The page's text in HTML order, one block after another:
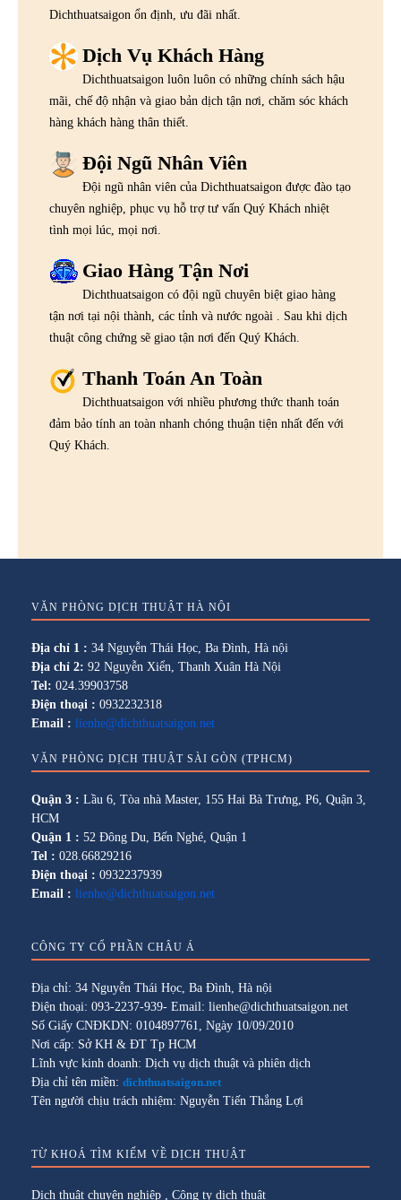
Dichthuatsaigon ổn định, ưu đãi nhất.
Dịch Vụ Khách Hàng
Dichthuatsaigon luôn luôn có những chính sách hậu
mãi, chế độ nhận và giao bản dịch tận nơi, chăm sóc khách
hàng khách hàng thân thiết.
Đội Ngũ Nhân Viên
Đội ngũ nhân viên của Dichthuatsaigon được đào tạo
chuyên nghiệp, phục vụ hỗ trợ tư vấn Quý Khách nhiệt
tình mọi lúc, mọi nơi.
Giao Hàng Tận Nơi
Dichthuatsaigon có đội ngũ chuyên biệt giao hàng
tận nơi tại nội thành, các tỉnh và nước ngoài . Sau khi dịch
thuật công chứng sẽ giao tận nơi đến Quý Khách.
Thanh Toán An Toàn
Dichthuatsaigon với nhiều phương thức thanh toán
đảm bảo tính an toàn nhanh chóng thuận tiện nhất đến với
Quý Khách.
VĂN PHÒNG DỊCH THUẬT HÀ NỘI
Địa chỉ 1 : 34 Nguyễn Thái Học, Ba Đình, Hà nội
Địa chỉ 2: 92 Nguyễn Xiển, Thanh Xuân Hà Nội
Tel: 024.39903758
Điện thoại : 0932232318
Email : lienhe@dichthuatsaigon.net
VĂN PHÒNG DỊCH THUẬT SÀI GÒN (TPHCM)
Quận 3 : Lầu 6, Tòa nhà Master, 155 Hai Bà Trưng, P6, Quận 3,
HCM
Quận 1 : 52 Đông Du, Bến Nghé, Quận 1
Tel : 028.66829216
Điện thoại : 0932237939
Email : lienhe@dichthuatsaigon.net
CÔNG TY CỔ PHẦN CHÂU Á
Địa chỉ: 34 Nguyễn Thái Học, Ba Đình, Hà nội
Điện thoại: 093-2237-939- Email: lienhe@dichthuatsaigon.net
Số Giấy CNĐKDN: 0104897761, Ngày 10/09/2010
Nơi cấp: Sở KH & ĐT Tp HCM
Lĩnh vực kinh doanh: Dịch vụ dịch thuật và phiên dịch
Địa chỉ tên miền: dichthuatsaigon.net
Tên người chịu trách nhiệm: Nguyễn Tiến Thắng Lợi
TỪ KHOÁ TÌM KIẾM VỀ DỊCH THUẬT
Dịch thuật chuyên nghiệp Công ty dịch thuật